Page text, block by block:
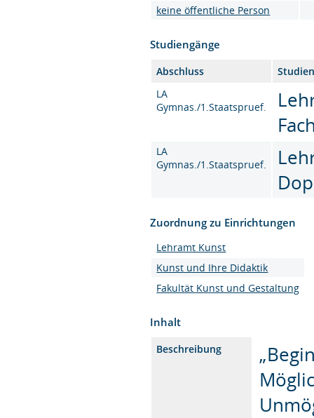
keine öffentliche Person
Studiengänge
Abschluss
LA
Gymnas./1.Staatspruef.
LA
Gymnas./1.Staatspruef.
Zuordnung zu Einrichtungen
Lehramt Kunst
Kunst und Ihre Didaktik
Fakultät Kunst und Gestaltung
Inhalt
Beschreibung